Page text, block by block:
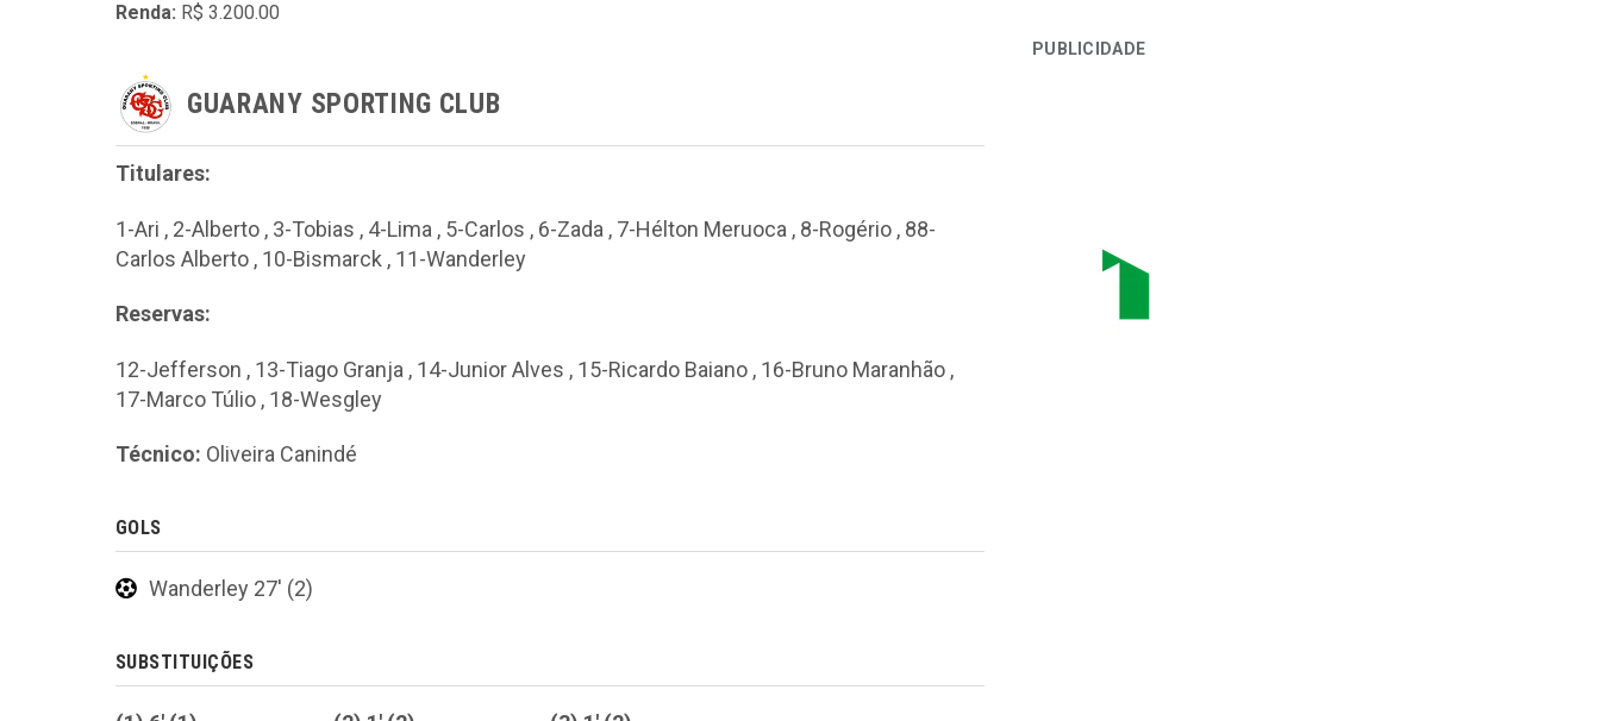
Renda: R$ 3.200.00
GUARANY SPORTING CLUB
Titulares:
1-Ari , 2-Alberto , 3-Tobias , 4-Lima , 5-Carlos , 6-Zada , 7-Hélton Meruoca , 8-Rogério , 88-
Carlos Alberto , 10-Bismarck , 11-Wanderley
Reservas:
12-Jefferson , 13-Tiago Granja , 14-Junior Alves , 15-Ricardo Baiano , 16-Bruno Maranhão ,
17-Marco Túlio , 18-Wesgley
Técnico: Oliveira Canindé
GOLS
Wanderley 27' (2)
SUBSTITUIÇÕES
PUBLICIDADE